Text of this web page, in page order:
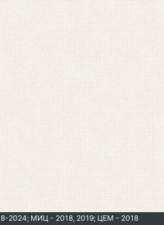
2024; МИЦ - 2018, 2019; ЦЕМ - 2018